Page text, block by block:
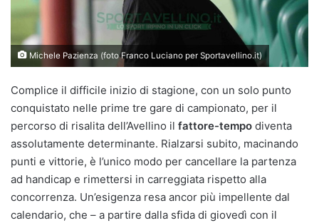
Michele Pazienza (foto Franco Luciano per Sportavellino.it)
Complice il difficile inizio di stagione, con un solo punto
conquistato nelle prime tre gare di campionato, per il
percorso di risalita dell’Avellino il fattore-tempo diventa
assolutamente determinante. Rialzarsi subito, macinando
punti e vittorie, è l’unico modo per cancellare la partenza
ad handicap e rimettersi in carreggiata rispetto alla
concorrenza. Un’esigenza resa ancor più impellente dal
calendario, che – a partire dalla sfida di giovedì con il